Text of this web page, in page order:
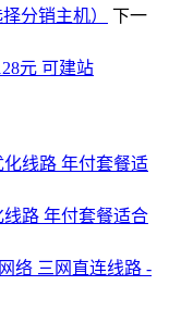
分销主机）
下一
元 可建站
路 年付套餐适合